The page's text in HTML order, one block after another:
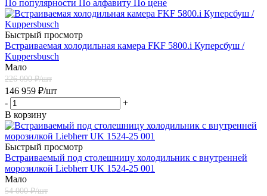
По популярности По алфавиту По цене
Быстрый просмотр
Встраиваемая холодильная камера FKF 5800.i Куперсбуш /
Kuppersbusch
Мало
226 090₽/шт
146 959 ₽/шт
-
+
В корзину
Быстрый просмотр
Встраиваемый под столешницу холодильник с внутренней
морозилкой Liebherr UK 1524-25 001
Мало
54 000₽/шт